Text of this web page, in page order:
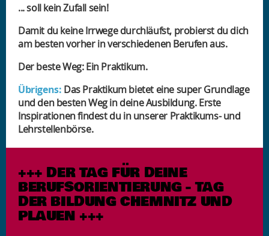
... soll kein Zufall sein!
Damit du keine Irrwege durchläufst, probierst du dich
am besten vorher in verschiedenen Berufen aus.
Der beste Weg: Ein Praktikum.
Übrigens: Das Praktikum bietet eine super Grundlage
und den besten Weg in deine Ausbildung. Erste
Inspirationen findest du in unserer Praktikums- und
Lehrstellenbörse.
+++ DER TAG FÜR DEINE
BERUFSORIENTIERUNG - TAG
DER BILDUNG CHEMNITZ UND
PLAUEN +++